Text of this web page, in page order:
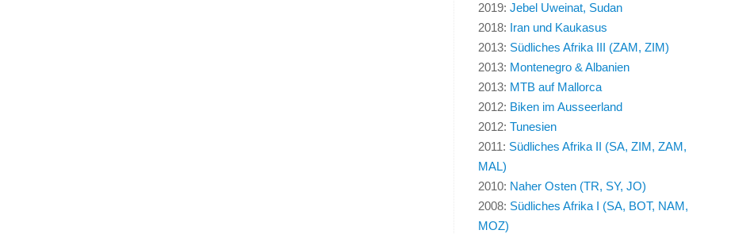
2019: Jebel Uweinat, Sudan
2018: Iran und Kaukasus
2013: Südliches Afrika III (ZAM, ZIM)
2013: Montenegro & Albanien
2013: MTB auf Mallorca
2012: Biken im Ausseerland
2012: Tunesien
2011: Südliches Afrika II (SA, ZIM, ZAM,
MAL)
2010: Naher Osten (TR, SY, JO)
2008: Südliches Afrika I (SA, BOT, NAM,
MOZ)